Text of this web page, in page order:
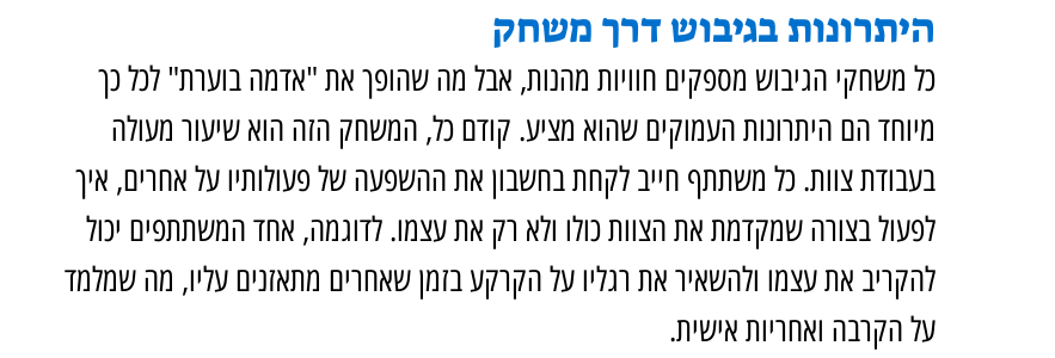
היתרונות בגיבוש דרך משחק
כל משחקי הגיבוש מספקים חוויות מהנות, אבל מה שהופך את "אדמה בוערת" לכל כך
מיוחד הם היתרונות העמוקים שהוא מציע. קודם כל, המשחק הזה הוא שיעור מעולה
בעבודת צוות. כל משתתף חייב לקחת בחשבון את ההשפעה של פעולותיו על אחרים, איך
לפעול בצורה שמקדמת את הצוות כולו ולא רק את עצמו. לדוגמה, אחד המשתתפים יכול
להקריב את עצמו ולהשאיר את רגליו על הקרקע בזמן שאחרים מתאזנים עליו, מה שמלמד
על הקרבה ואחריות אישית.